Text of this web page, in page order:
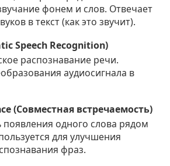
фонем и слов. Отвечает
в текст (как это звучит).
Speech Recognition)
распознавание речи.
аудиосигнала в
(Совместная встречаемость)
появления одного слова рядом
для улучшения
фраз.